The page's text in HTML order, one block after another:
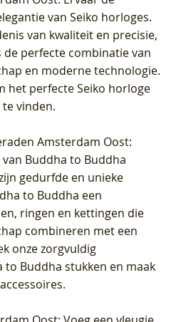
van Seiko horloges.
van kwaliteit en precisie,
de perfecte combinatie van
en moderne technologie.
het perfecte Seiko horloge
vinden.
Amsterdam Oost:
Buddha to Buddha
gedurfde en unieke
to Buddha een
ringen en kettingen die
combineren met een
onze zorgvuldig
to Buddha stukken en maak